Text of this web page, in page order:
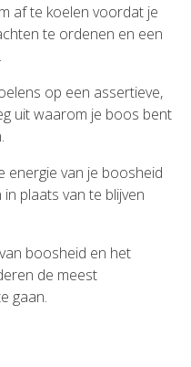
af te koelen voordat je
te ordenen en een
op een assertieve,
uit waarom je boos bent
energie van je boosheid
plaats van te blijven
boosheid en het
de meest
gaan.